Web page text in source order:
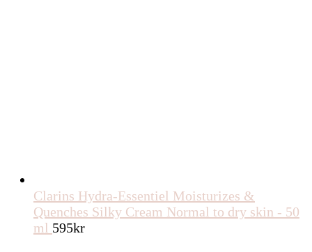
Clarins Hydra-Essentiel Moisturizes &
Quenches Silky Cream Normal to dry skin - 50
ml 595kr